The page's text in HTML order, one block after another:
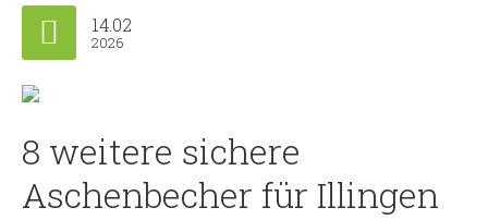
14.02
2026
8 weitere sichere
Aschenbecher für Illingen